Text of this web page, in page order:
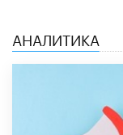
АНАЛИТИКА